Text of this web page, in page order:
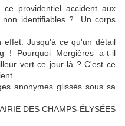
providentiel accident aux
non identifiables ? Un corps
Jusqu'à ce qu'un détail
! Pourquoi Mergières a-t-il
vert ce jour-là ? C'est ce
anonymes glissés sous sa
DES CHAMPS-ÉLYSÉES